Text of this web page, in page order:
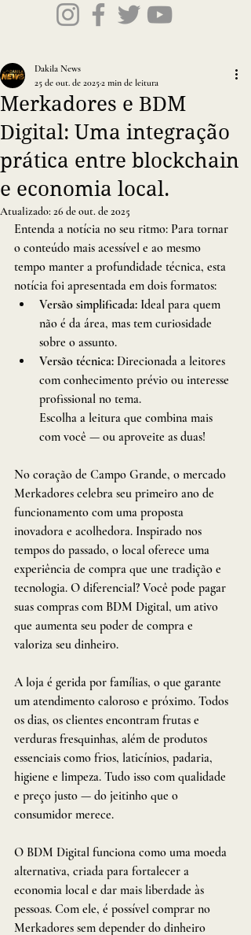
Merkadores e BDM
Digital: Uma integração
prática entre blockchain
e economia local.
Dakila News
25 de out. de 20252 min de leitura
Atualizado: 26 de out. de 2025
Entenda a notícia no seu ritmo: Para tornar
o conteúdo mais acessível e ao mesmo
tempo manter a profundidade técnica, esta
notícia foi apresentada em dois formatos:
Versão simplificada: Ideal para quem
não é da área, mas tem curiosidade
sobre o assunto.
Versão técnica: Direcionada a leitores
com conhecimento prévio ou interesse
profissional no tema.
Escolha a leitura que combina mais
com você — ou aproveite as duas!
No coração de Campo Grande, o mercado
Merkadores celebra seu primeiro ano de
funcionamento com uma proposta
inovadora e acolhedora. Inspirado nos
tempos do passado, o local oferece uma
experiência de compra que une tradição e
tecnologia. O diferencial? Você pode pagar
suas compras com BDM Digital, um ativo
que aumenta seu poder de compra e
valoriza seu dinheiro.
A loja é gerida por famílias, o que garante
um atendimento caloroso e próximo. Todos
os dias, os clientes encontram frutas e
verduras fresquinhas, além de produtos
essenciais como frios, laticínios, padaria,
higiene e limpeza. Tudo isso com qualidade
e preço justo — do jeitinho que o
consumidor merece.
O BDM Digital funciona como uma moeda
alternativa, criada para fortalecer a
economia local e dar mais liberdade às
pessoas. Com ele, é possível comprar no
Merkadores sem depender do dinheiro